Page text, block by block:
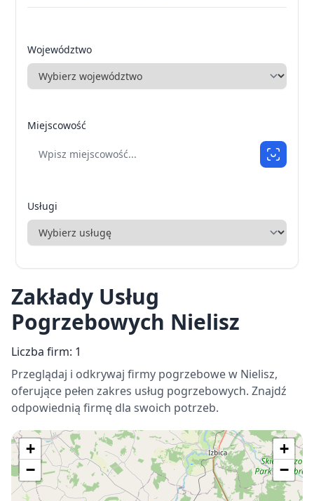
Województwo
Miejscowość
Usługi
Zakłady Usług
Pogrzebowych Nielisz
Liczba firm: 1
Przeglądaj i odkrywaj firmy pogrzebowe w Nielisz,
oferujące pełen zakres usług pogrzebowych. Znajdź
odpowiednią firmę dla swoich potrzeb.
+
−
+
−